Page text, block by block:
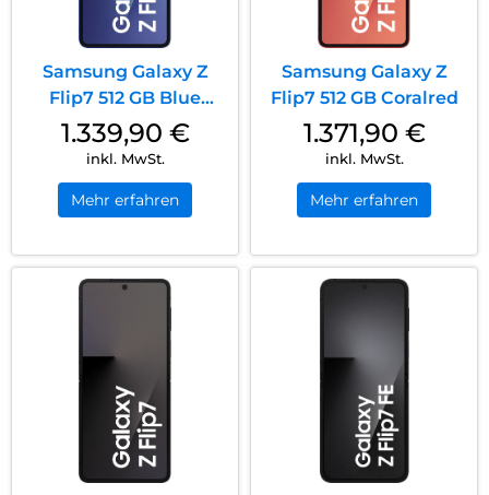
Samsung Galaxy Z
Flip7 512 GB Blue
Shadow
1.339,90 €
inkl. MwSt.
Mehr erfahren
Samsung Galaxy Z
Flip7 512 GB Coralred
1.371,90 €
inkl. MwSt.
Mehr erfahren